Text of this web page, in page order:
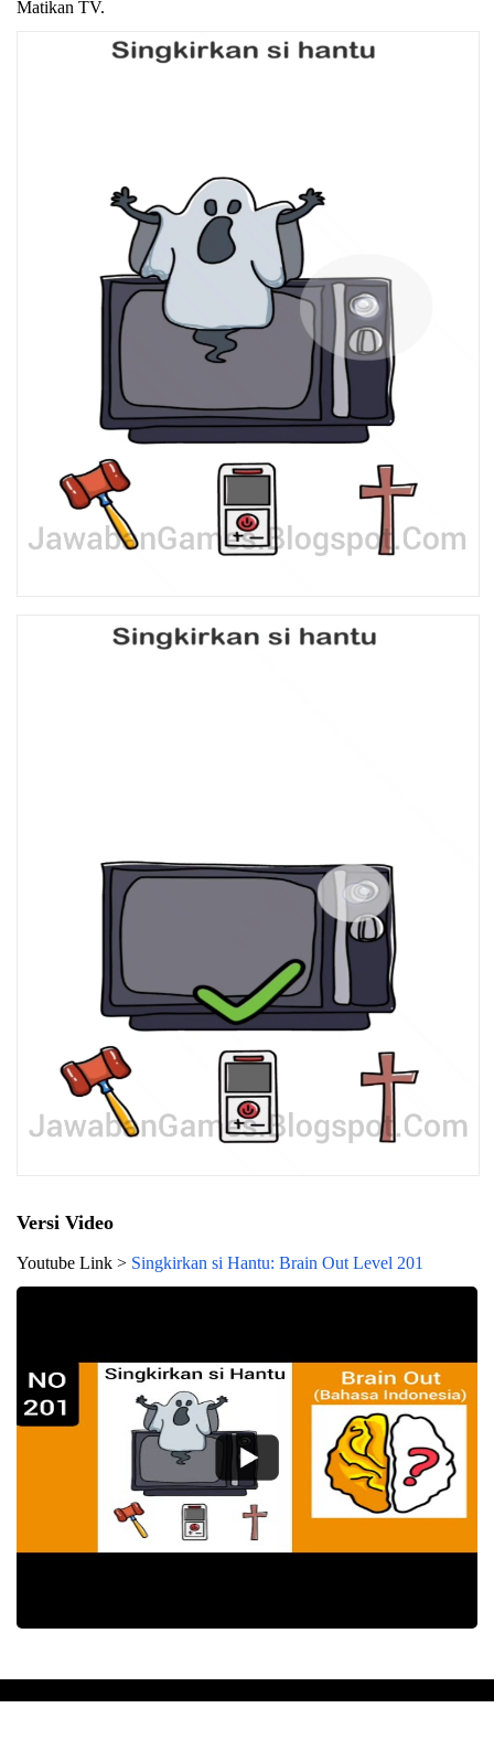
Matikan TV.
Versi Video
Youtube Link > Singkirkan si Hantu: Brain Out Level 201